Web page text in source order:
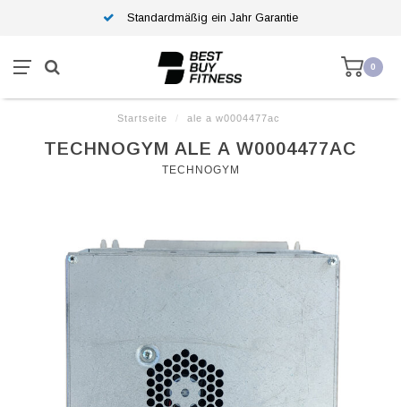
Standardmäßig ein Jahr Garantie
0
Startseite / ale a w0004477ac
TECHNOGYM ALE A W0004477AC
TECHNOGYM